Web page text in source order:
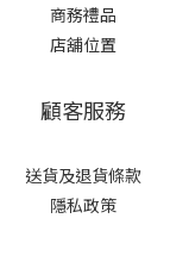
商務禮品
店舖位置
顧客服務
送貨及退貨條款
隱私政策